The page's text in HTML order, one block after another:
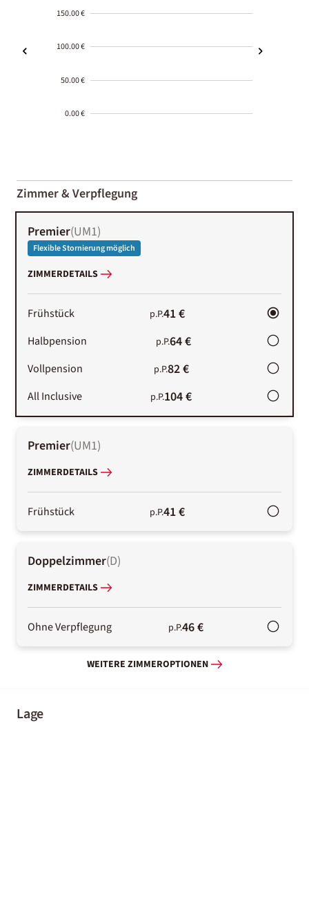
150.00 €
100.00 €
50.00 €
0.00 €
01-02
Zimmer & Verpflegung
Premier(UM1)
Flexible Stornierung möglich
ZIMMERDETAILS
Frühstück p.P.41 €
Halbpension p.P.64 €
Vollpension p.P.82 €
All Inclusive p.P.104 €
Premier(UM1)
ZIMMERDETAILS
Frühstück p.P.41 €
Doppelzimmer(D)
ZIMMERDETAILS
Ohne Verpflegung p.P.46 €
WEITERE ZIMMEROPTIONEN
Lage